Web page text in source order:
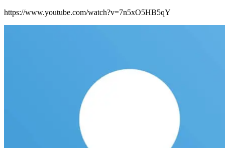
https://www.youtube.com/watch?v=7n5xO5HB5qY